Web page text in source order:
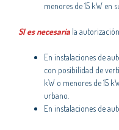
menores de 15 kW en
SI es necesaria la
En instalaciones de
con posibilidad de
kW o menores de 15
urbano.
En instalaciones de